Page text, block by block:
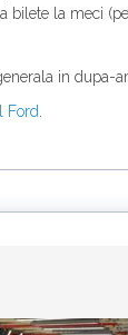
bilete la meci
in dupa-
Ford